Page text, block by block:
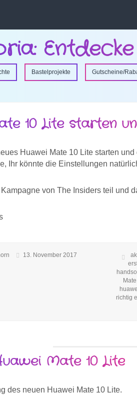
Bastelprojekte Gutscheine/
10 Lite starten
Huawei Mate 10 Lite starten
Ihr könnte die Einstellungen
von The Insiders teil und
13. November 2017
richtig
Mate 10 Lite
des neuen Huawei Mate 10 Lite.